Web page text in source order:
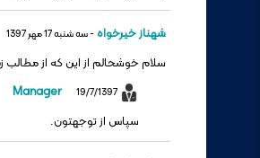
شهناز خیرخواه - سه شنبه 17 مهر 1397
سلام خوشحالم از این که از مطالب
Manager19/7/1397
سپاس از توجهتون.